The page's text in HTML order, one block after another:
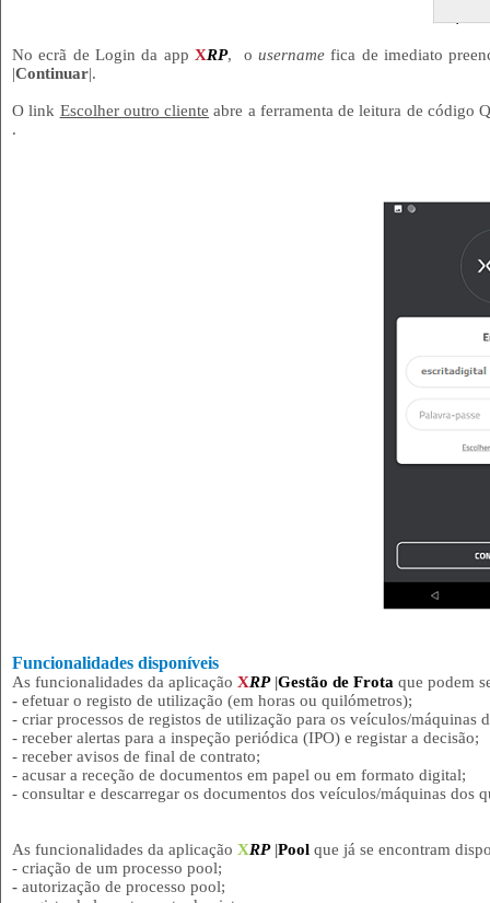
No ecrã de Login da app XRP, o username fica de imediato
|Continuar|.
O link Escolher outro cliente abre a ferramenta de leitura de código
.
Funcionalidades disponíveis
As funcionalidades da aplicação XRP |Gestão de Frota que podem
- efetuar o registo de utilização (em horas ou quilómetros);
- criar processos de registos de utilização para os veículos/máquinas
- receber alertas para a inspeção periódica (IPO) e registar a decisão;
- receber avisos de final de contrato;
- acusar a receção de documentos em papel ou em formato digital;
- consultar e descarregar os documentos dos veículos/máquinas dos
As funcionalidades da aplicação XRP |Pool que já se encontram
- criação de um processo pool;
- autorização de processo pool;